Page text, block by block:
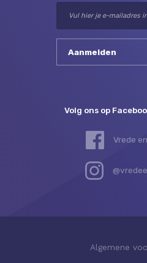
Volg ons op
Vrede
Algemene